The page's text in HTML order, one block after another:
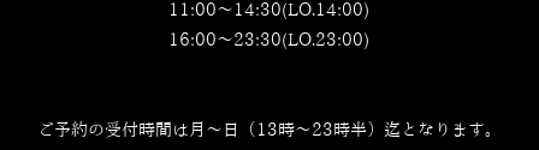
11:00～14:30(LO.14:00)
16:00～23:30(LO.23:00)
ご予約の受付時間は月～日（13時～23時半）迄となります。